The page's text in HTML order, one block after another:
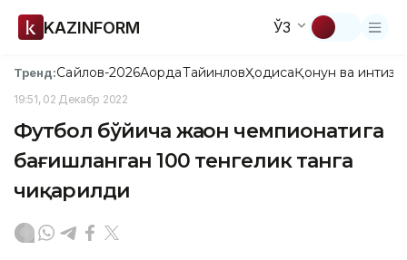
KAZINFORM ЎЗ
Тренд:Сайлов-2026АқордаТайинловҲодисаҚонун ва
19:51, 02 Декабр 2022
Футбол бўйича жаҳон чемпионатига
бағишланган 100 тенгелик танга
чиқарилди